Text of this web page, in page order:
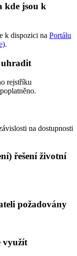
kde jsou k
k dispozici na Portálu
.
uhradit
rejstříku
na dostupnosti
řešení životní
požadovány
využít